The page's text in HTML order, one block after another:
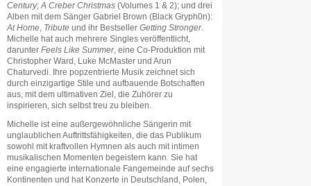
Century; A Creber Christmas (Volumes 1 & 2); und drei
Alben mit dem Sänger Gabriel Brown (Black Gryph0n):
At Home Tribute und ihr Bestseller Getting Stronger.
Michelle hat auch mehrere Singles veröffentlicht,
darunter Feels Like Summer, eine Co-Produktion mit
Christopher Ward, Luke McMaster und Arun
Chaturvedi. Ihre popzentrierte Musik zeichnet sich
durch einzigartige Stile und aufbauende Botschaften
aus, mit dem ultimativen Ziel, die Zuhörer zu
inspirieren, sich selbst treu zu bleiben.
Michelle ist eine außergewöhnliche Sängerin mit
unglaublichen Auftrittsfähigkeiten, die das Publikum
sowohl mit kraftvollen Hymnen als auch mit intimen
musikalischen Momenten begeistern kann. Sie hat
eine engagierte internationale Fangemeinde auf sechs
Kontinenten und hat Konzerte in Deutschland, Polen,